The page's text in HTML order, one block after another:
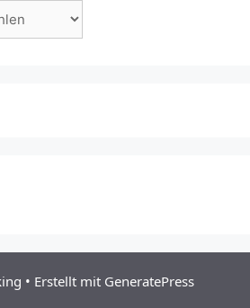
• Erstellt mit GeneratePress